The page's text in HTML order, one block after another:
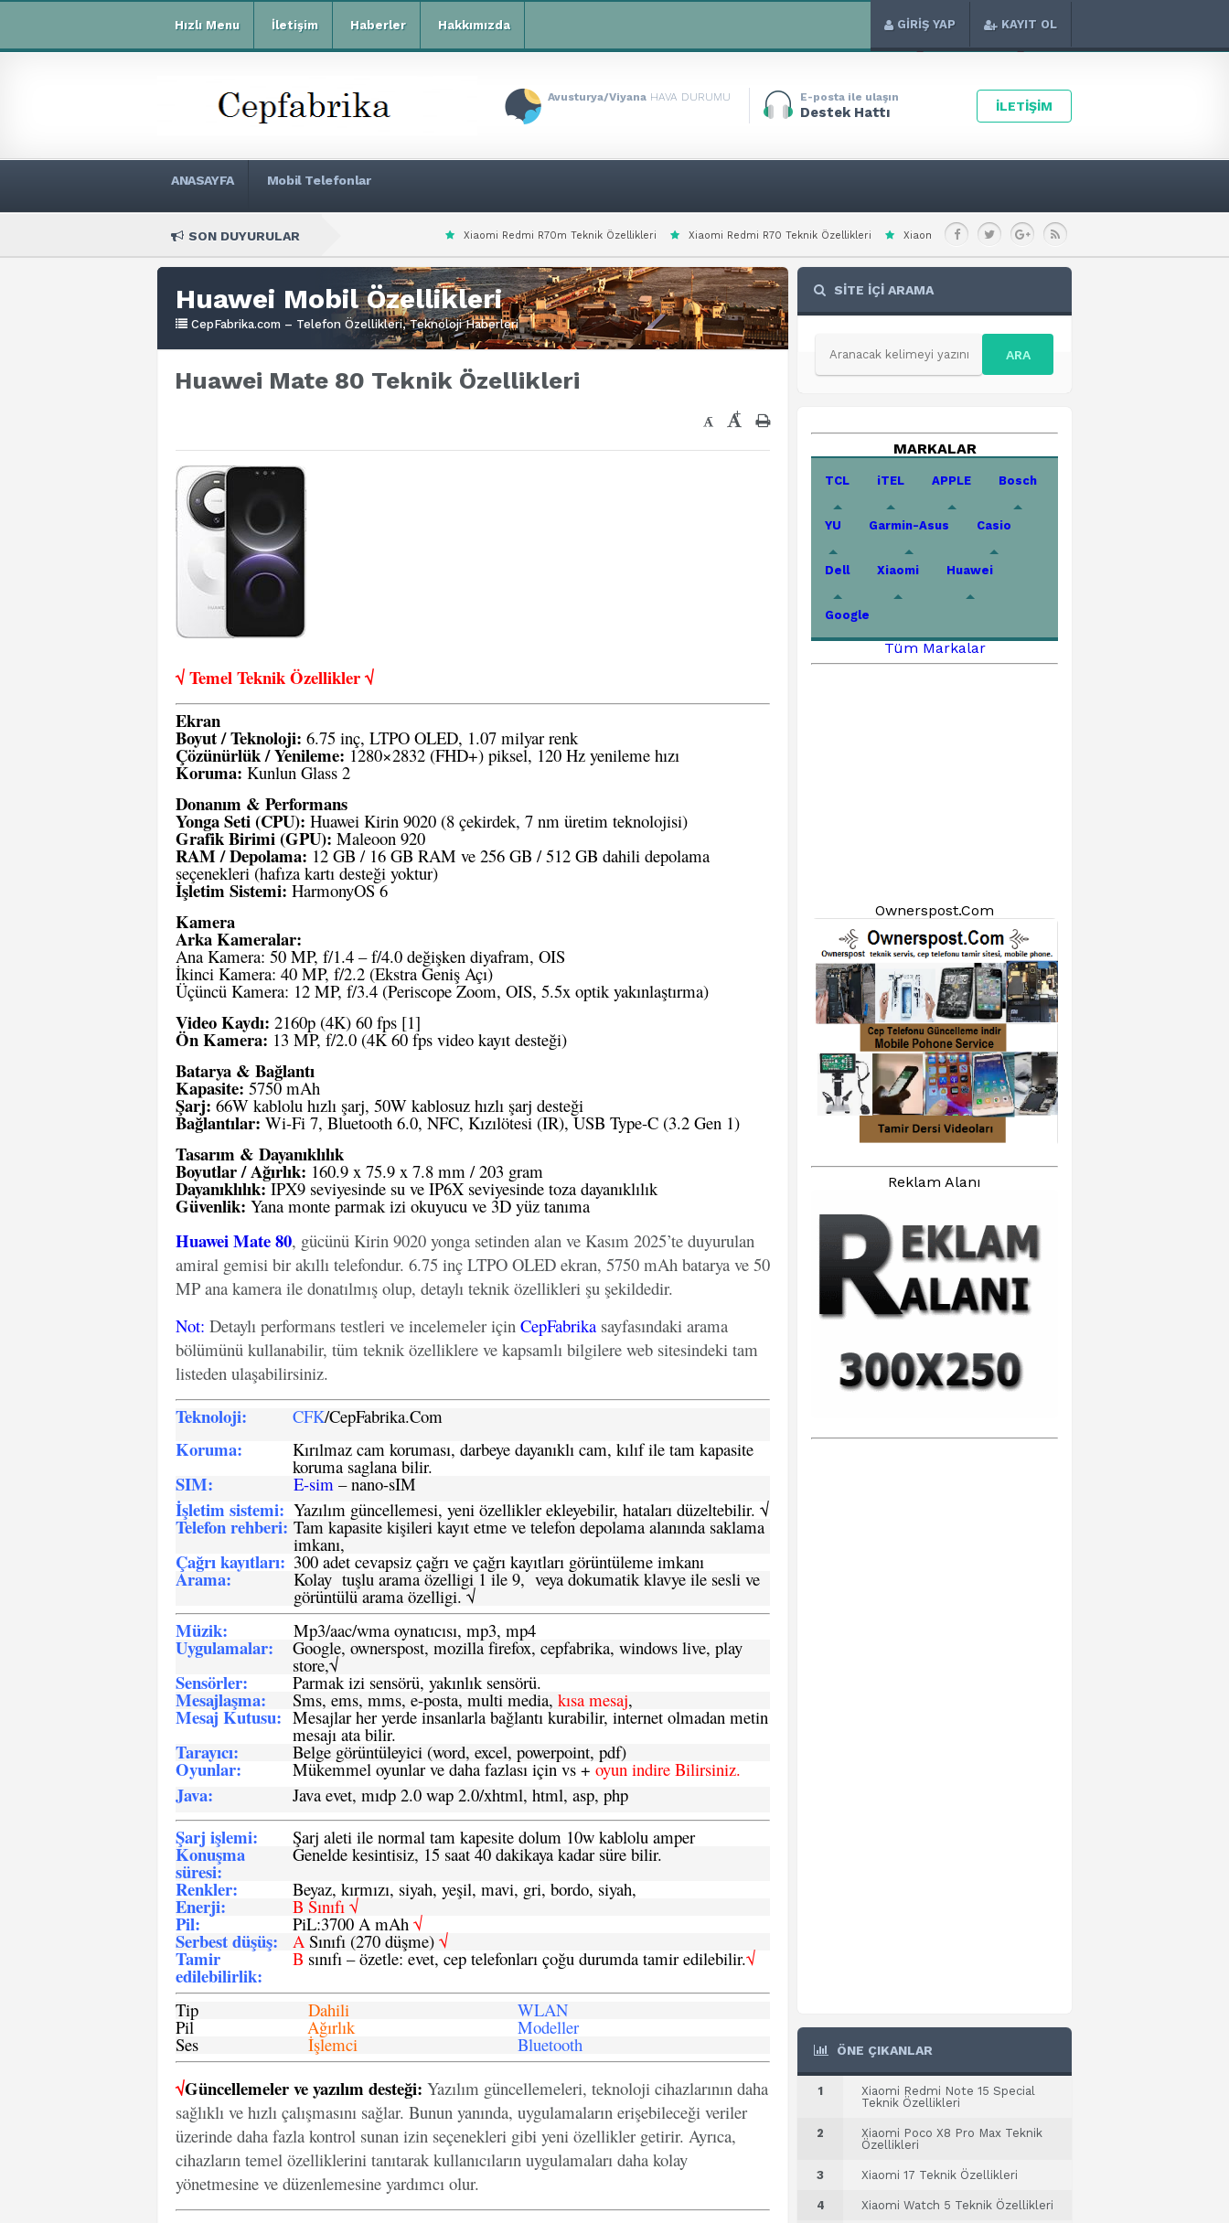
Hızlı Menu İletişim Haberler Hakkımızda GİRİŞ YAP KAYIT OL
Avusturya/Viyana HAVA DURUMU E-posta ile ulaşın
Destek Hattı İLETİŞİM
ANASAYFA Mobil Telefonlar
SON DUYURULAR Xiaomi Redmi R70m Teknik Özellikleri Xiaomi Redmi R70 Teknik Özellikleri Xiaomi Redmi Note 15 Special Teknik Özellikleri Xiaomi Redmi A7 Pro 4G Teknik
Huawei Mobil Özellikleri
CepFabrika.com – Telefon Özellikleri, Teknoloji Haberleri
Huawei Mate 80 Teknik Özellikleri
- +
√ Temel Teknik Özellikler √
Ekran
Boyut / Teknoloji: 6.75 inç, LTPO OLED, 1.07 milyar renk
Çözünürlük / Yenileme: 1280×2832 (FHD+) piksel, 120 Hz yenileme hızı
Koruma: Kunlun Glass 2
Donanım & Performans
Yonga Seti (CPU): Huawei Kirin 9020 (8 çekirdek, 7 nm üretim teknolojisi)
Grafik Birimi (GPU): Maleoon 920
RAM / Depolama: 12 GB / 16 GB RAM ve 256 GB / 512 GB dahili depolama
seçenekleri (hafıza kartı desteği yoktur)
İşletim Sistemi: HarmonyOS 6
Kamera
Arka Kameralar:
Ana Kamera: 50 MP, f/1.4 – f/4.0 değişken diyafram, OIS
İkinci Kamera: 40 MP, f/2.2 (Ekstra Geniş Açı)
Üçüncü Kamera: 12 MP, f/3.4 (Periscope Zoom, OIS, 5.5x optik yakınlaştırma)
Video Kaydı: 2160p (4K) 60 fps [1]
Ön Kamera: 13 MP, f/2.0 (4K 60 fps video kayıt desteği)
Batarya & Bağlantı
Kapasite: 5750 mAh
Şarj: 66W kablolu hızlı şarj, 50W kablosuz hızlı şarj desteği
Bağlantılar: Wi-Fi 7, Bluetooth 6.0, NFC, Kızılötesi (IR), USB Type-C (3.2 Gen 1)
Tasarım & Dayanıklılık
Boyutlar / Ağırlık: 160.9 x 75.9 x 7.8 mm / 203 gram
Dayanıklılık:IPX9 seviyesinde su ve IP6X seviyesinde toza dayanıklılık
Güvenlik: Yana monte parmak izi okuyucu ve 3D yüz tanıma
Huawei Mate 80, gücünü Kirin 9020 yonga setinden alan ve Kasım 2025’te duyurulan
amiral gemisi bir akıllı telefondur. 6.75 inç LTPO OLED ekran, 5750 mAh batarya ve 50
MP ana kamera ile donatılmış olup, detaylı teknik özellikleri şu şekildedir.
Not: Detaylı performans testleri ve incelemeler için CepFabrika sayfasındaki arama
bölümünü kullanabilir, tüm teknik özelliklere ve kapsamlı bilgilere web sitesindeki tam
listeden ulaşabilirsiniz.
Teknoloji: CFK/CepFabrika.Com
Koruma: Kırılmaz cam koruması, darbeye dayanıklı cam, kılıf ile tam kapasite
koruma saglana bilir.
SIM: E-sim – nano-sIM
İşletim sistemi: Yazılım güncellemesi, yeni özellikler ekleyebilir, hataları düzeltebilir. √
Telefon rehberi: Tam kapasite kişileri kayıt etme ve telefon depolama alanında saklama
imkanı,
Çağrı kayıtları: 300 adet cevapsiz çağrı ve çağrı kayıtları görüntüleme imkanı
Arama: Kolay tuşlu arama özelligi 1 ile 9, veya dokumatik klavye ile sesli ve
görüntülü arama özelligi. √
Müzik: Mp3/aac/wma oynatıcısı, mp3, mp4
Uygulamalar: Google, ownerspost, mozilla firefox, cepfabrika, windows live, play
store,√
Sensörler: Parmak izi sensörü, yakınlık sensörü.
Mesajlaşma: Sms, ems, mms, e-posta, multi media, kısa mesaj,
Mesaj Kutusu: Mesajlar her yerde insanlarla bağlantı kurabilir, internet olmadan metin
mesajı ata bilir.
Tarayıcı: Belge görüntüleyici (word, excel, powerpoint, pdf)
Oyunlar: Mükemmel oyunlar ve daha fazlası için vs +oyun indire Bilirsiniz.
Java: Java evet, mıdp 2.0 wap 2.0/xhtml, html, asp, php
Şarj işlemi: Şarj aleti ile normal tam kapesite dolum 10w kablolu amper
Konuşma
süresi:
Genelde kesintisiz, 15 saat 40 dakikaya kadar süre bilir.
Renkler: Beyaz, kırmızı, siyah, yeşil, mavi, gri, bordo, siyah,
Enerji: B Sınıfı √
Pil: PiL:3700 A mAh √
Serbest düşüş: ASınıfı (270 düşme) √
Tamir
edilebilirlik:
B sınıfı – özetle: evet, cep telefonları çoğu durumda tamir edilebilir.√
Tip Dahili WLAN
Pil Ağırlık Modeller
Ses İşlemci Bluetooth
√Güncellemeler ve yazılım desteği: Yazılım güncellemeleri, teknoloji cihazlarının daha
sağlıklı ve hızlı çalışmasını sağlar. Bunun yanında, uygulamaların erişebileceği veriler
üzerinde daha fazla kontrol sunan izin seçenekleri gibi yeni özellikler getirir. Ayrıca,
cihazların temel özelliklerini tanıtarak kullanıcıların uygulamaları daha kolay
yönetmesine ve düzenlemesine yardımcı olur.
SİTE İÇİ ARAMA
ARA
MARKALAR
TCL iTEL APPLE Bosch
YU Garmin-Asus Casio
Dell Xiaomi Huawei
Google
Tüm Markalar
Ownerspost.Com
Reklam Alanı
ÖNE ÇIKANLAR
1
Xiaomi Redmi Note 15 Special
Teknik Özellikleri
2
Xiaomi Poco X8 Pro Max Teknik
Özellikleri
3 Xiaomi 17 Teknik Özellikleri
4 Xiaomi Watch 5 Teknik Özellikleri